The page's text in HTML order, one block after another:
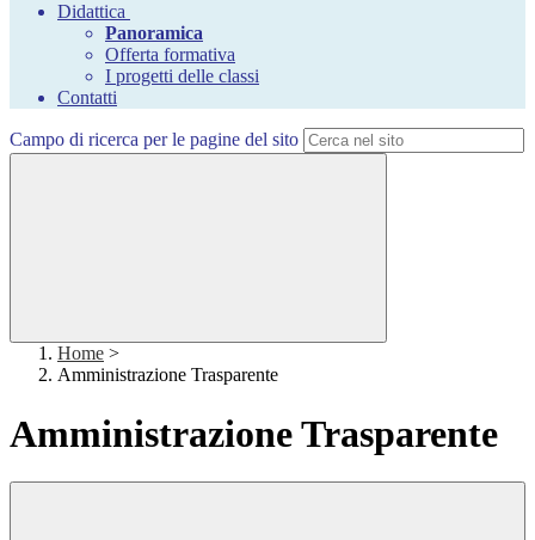
Didattica
Panoramica
Offerta formativa
I progetti delle classi
Contatti
Campo di ricerca per le pagine del sito
Home >
Amministrazione Trasparente
Amministrazione Trasparente